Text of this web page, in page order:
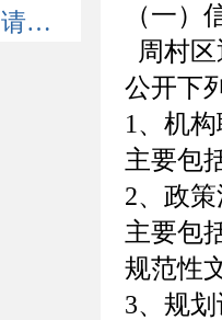
开
（一）
周村
公开下
1、机
主要包
2、政
主要包
规范性
3、规